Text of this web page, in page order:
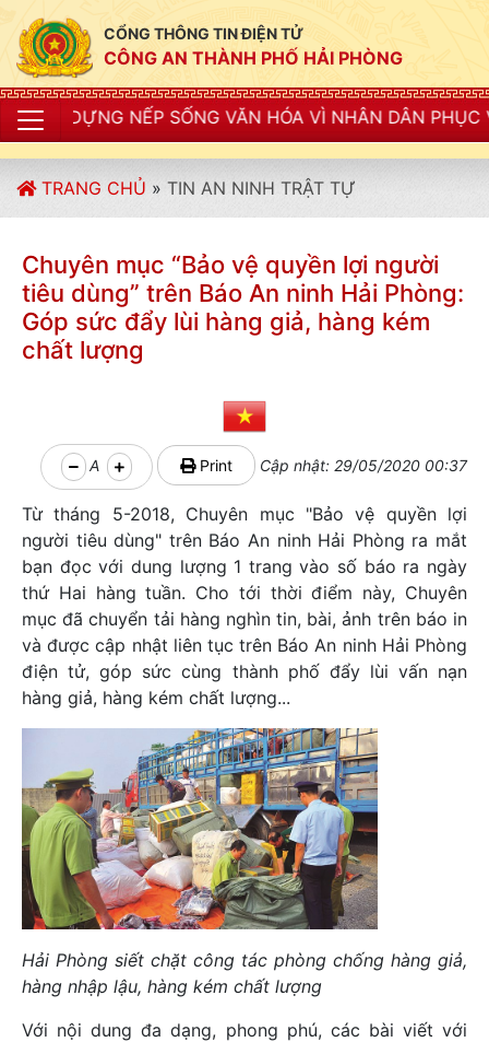
CỔNG THÔNG TIN ĐIỆN TỬ
CÔNG AN THÀNH PHỐ HẢI PHÒNG
VĂN HÓA VÌ NHÂN DÂN PHỤC VỤ"
TRANG CHỦ » TIN AN NINH TRẬT TỰ
Chuyên mục “Bảo vệ quyền lợi người
tiêu dùng” trên Báo An ninh Hải Phòng:
Góp sức đẩy lùi hàng giả, hàng kém
chất lượng
A Print Cập nhật: 29/05/2020 00:37
Từ tháng 5-2018, Chuyên mục "Bảo vệ quyền lợi
người tiêu dùng" trên Báo An ninh Hải Phòng ra mắt
bạn đọc với dung lượng 1 trang vào số báo ra ngày
thứ Hai hàng tuần. Cho tới thời điểm này, Chuyên
mục đã chuyển tải hàng nghìn tin, bài, ảnh trên báo in
và được cập nhật liên tục trên Báo An ninh Hải Phòng
điện tử, góp sức cùng thành phố đẩy lùi vấn nạn
hàng giả, hàng kém chất lượng...
Hải Phòng siết chặt công tác phòng chống hàng giả,
hàng nhập lậu, hàng kém chất lượng
Với nội dung đa dạng, phong phú, các bài viết với